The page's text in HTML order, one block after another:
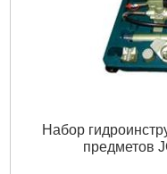
Набор
предметов